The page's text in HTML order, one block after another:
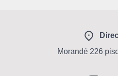
Morandé 226